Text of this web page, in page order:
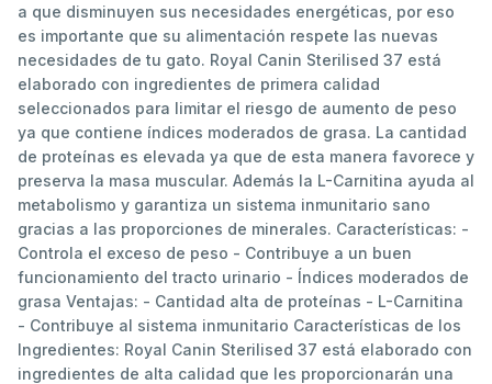
a que disminuyen sus necesidades energéticas, por eso
es importante que su alimentación respete las nuevas
necesidades de tu gato. Royal Canin Sterilised 37 está
elaborado con ingredientes de primera calidad
seleccionados para limitar el riesgo de aumento de peso
ya que contiene índices moderados de grasa. La cantidad
de proteínas es elevada ya que de esta manera favorece y
preserva la masa muscular. Además la L-Carnitina ayuda al
metabolismo y garantiza un sistema inmunitario sano
gracias a las proporciones de minerales. Características: -
Controla el exceso de peso - Contribuye a un buen
funcionamiento del tracto urinario - Índices moderados de
grasa Ventajas: - Cantidad alta de proteínas - L-Carnitina
- Contribuye al sistema inmunitario Características de los
Ingredientes: Royal Canin Sterilised 37 está elaborado con
ingredientes de alta calidad que les proporcionarán una